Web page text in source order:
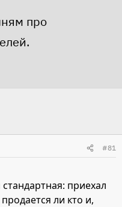
про
#81
приехал
ли кто и,